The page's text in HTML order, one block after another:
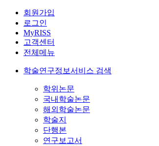
회원가입
로그인
MyRISS
고객센터
전체메뉴
학술연구정보서비스 검색
학위논문
국내학술논문
해외학술논문
학술지
단행본
연구보고서